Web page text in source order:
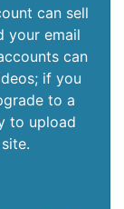
can sell
your email
can
if you
to a
to upload